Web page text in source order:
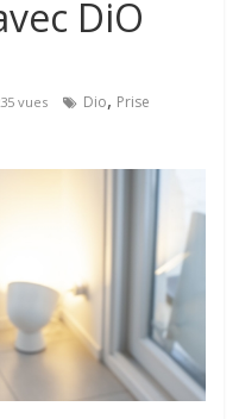
DiO
vues Dio, Prise